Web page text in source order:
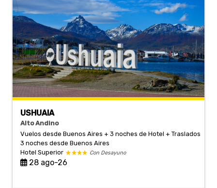
USHUAIA
Alto Andino
Vuelos desde Buenos Aires + 3 noches de Hotel + Traslados
3 nochesdesde Buenos Aires
Hotel Superior
Con Desayuno
28 ago-26